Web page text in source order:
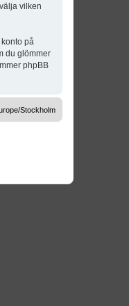
vilken
på
du glömmer
phpBB
Stockholm